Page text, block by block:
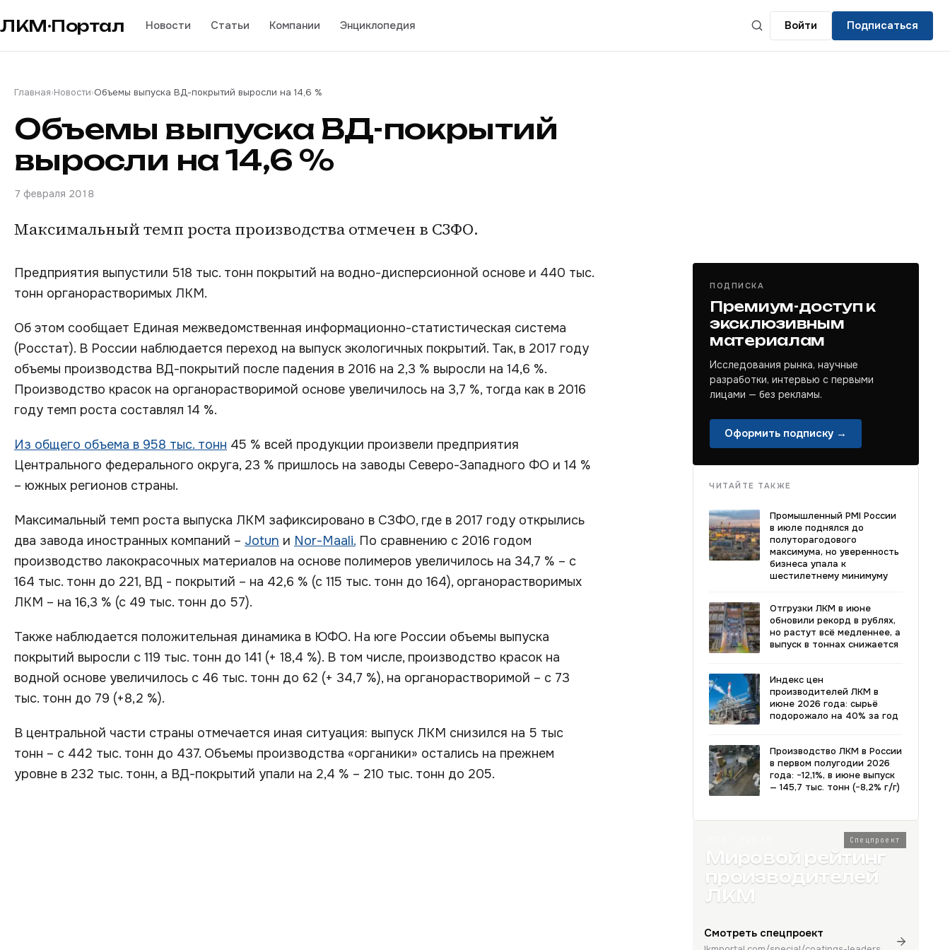
ЛКМ·Портал Новости Статьи Компании Энциклопедия Войти Подписаться
Главная›Новости›Объемы выпуска ВД-покрытий выросли на 14,6 %
Объемы выпуска ВД-покрытий
выросли на 14,6 %
7 февраля 2018
Максимальный темп роста производства отмечен в СЗФО.
Предприятия выпустили 518 тыс. тонн покрытий на водно-дисперсионной основе и 440 тыс.
тонн органорастворимых ЛКМ.
Об этом сообщает Единая межведомственная информационно-статистическая система
(Росстат). В России наблюдается переход на выпуск экологичных покрытий. Так, в 2017 году
объемы производства ВД-покрытий после падения в 2016 на 2,3 % выросли на 14,6 %.
Производство красок на органорастворимой основе увеличилось на 3,7 %, тогда как в 2016
году темп роста составлял 14 %.
Из общего объема в 958 тыс. тонн 45 % всей продукции произвели предприятия
Центрального федерального округа, 23 % пришлось на заводы Северо-Западного ФО и 14 %
– южных регионов страны.
Максимальный темп роста выпуска ЛКМ зафиксировано в СЗФО, где в 2017 году открылись
два завода иностранных компаний – Jotun и Nor-Maali. По сравнению с 2016 годом
производство лакокрасочных материалов на основе полимеров увеличилось на 34,7 % – с
164 тыс. тонн до 221, ВД - покрытий – на 42,6 % (с 115 тыс. тонн до 164), органорастворимых
ЛКМ – на 16,3 % (с 49 тыс. тонн до 57).
Также наблюдается положительная динамика в ЮФО. На юге России объемы выпуска
покрытий выросли с 119 тыс. тонн до 141 (+ 18,4 %). В том числе, производство красок на
водной основе увеличилось с 46 тыс. тонн до 62 (+ 34,7 %), на органорастворимой – с 73
тыс. тонн до 79 (+8,2 %).
В центральной части страны отмечается иная ситуация: выпуск ЛКМ снизился на 5 тыс
тонн – с 442 тыс. тонн до 437. Объемы производства «органики» остались на прежнем
уровне в 232 тыс. тонн, а ВД-покрытий упали на 2,4 % – 210 тыс. тонн до 205.
ПОДПИСКА
Премиум-доступ к
эксклюзивным
материалам
Исследования рынка, научные
разработки, интервью с первыми
лицами — без рекламы.
Оформить подписку →
ЧИТАЙТЕ ТАКЖЕ
Промышленный PMI России
в июле поднялся до
полуторагодового
максимума, но уверенность
бизнеса упала к
шестилетнему минимуму
Отгрузки ЛКМ в июне
обновили рекорд в рублях,
но растут всё медленнее, а
выпуск в тоннах снижается
Индекс цен
производителей ЛКМ в
июне 2026 года: сырьё
подорожало на 40% за год
Производство ЛКМ в России
в первом полугодии 2026
года: −12,1%, в июне выпуск
— 145,7 тыс. тонн (−8,2% г/г)
Спецпроект
Мировой рейтинг
производителей
ЛКМ
Смотреть спецпроект